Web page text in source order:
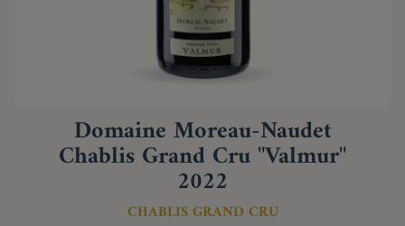
Domaine Moreau-Naudet
Chablis Grand Cru "Valmur"
2022
CHABLIS GRAND CRU